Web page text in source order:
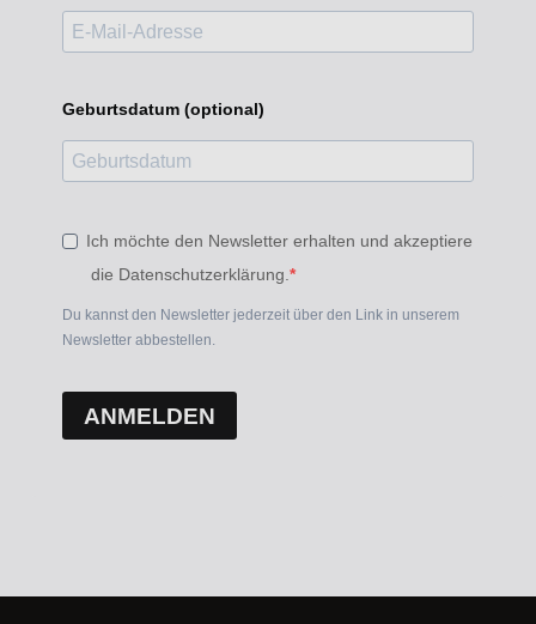
Geburtsdatum (optional)
Ich möchte den Newsletter erhalten und akzeptiere
die Datenschutzerklärung.
Du kannst den Newsletter jederzeit über den Link in unserem
Newsletter abbestellen.
ANMELDEN